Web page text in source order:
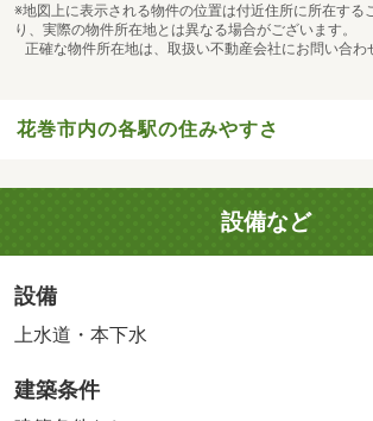
※地図上に表示される物件の位置は付近住所に所在する
り、実際の物件所在地とは異なる場合がございます。
正確な物件所在地は、取扱い不動産会社にお問い合わ
花巻市内の各駅の住みやすさ
設備など
設備
上水道・本下水
建築条件